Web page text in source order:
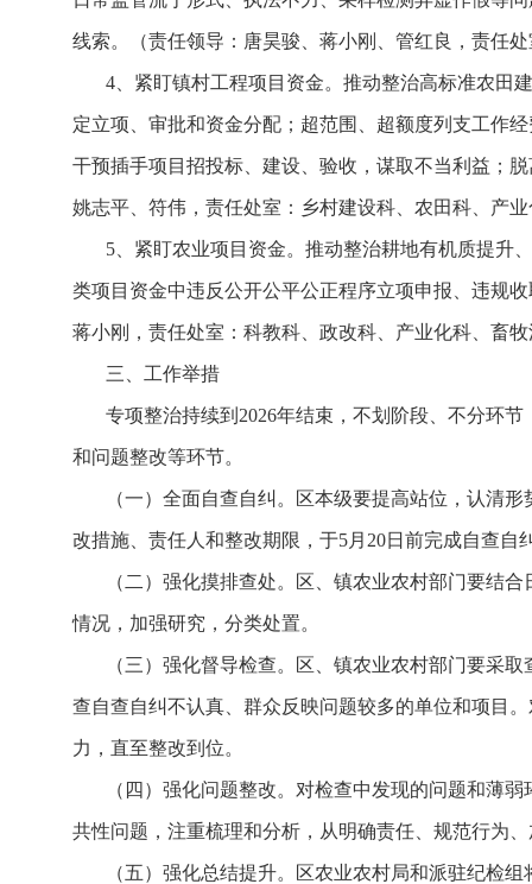
线索。（责任领导：唐昊骏、蒋小刚、管红良，责任
4、紧盯镇村工程项目资金。推动整治高标准农田
定立项、审批和资金分配；超范围、超额度列支工作
干预插手项目招投标、建设、验收，谋取不当利益；
姚志平、符伟，责任处室：乡村建设科、农田科、产
5、紧盯农业项目资金。推动整治耕地有机质提升
类项目资金中违反公开公平公正程序立项申报、违规
蒋小刚，责任处室：科教科、政改科、产业化科、畜
三、工作举措
专项整治持续到 2026年结束，不划阶段、不分环
和问题整改等环节。
（一）全面自查自纠。区本级要提高站位，认清形
改措施、责任人和整改期限，于5月20日前完成自查自
（二）强化摸排查处。区、镇农业农村部门要结
情况，加强研究，分类处置。
（三）强化督导检查。区、镇农业农村部门要采
查自查自纠不认真、群众反映问题较多的单位和项目
力，直至整改到位。
（四）强化问题整改。对检查中发现的问题和薄
共性问题，注重梳理和分析，从明确责任、规范行为
（五）强化总结提升。区农业农村局和派驻纪检